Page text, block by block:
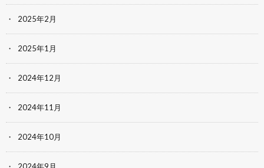
2025年2月
2025年1月
2024年12月
2024年11月
2024年10月